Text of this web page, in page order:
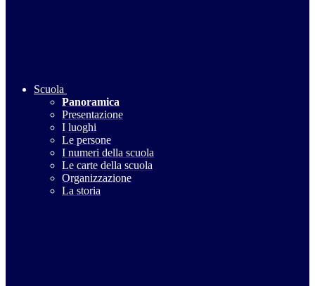
Scuola
Panoramica
Presentazione
I luoghi
Le persone
I numeri della scuola
Le carte della scuola
Organizzazione
La storia